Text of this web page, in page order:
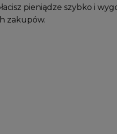
pieniądze szybko i
zakupów.